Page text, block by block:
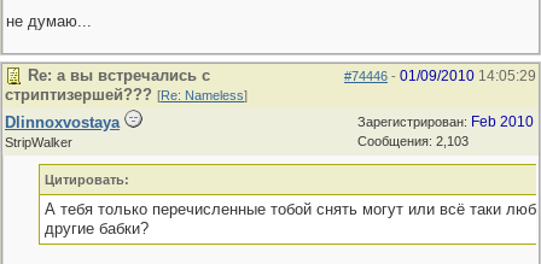
не думаю...
#74446 - 01/09/2010 14:05:29
Re: а вы встречались с
стриптизершей??? [Re: Nameless]
Зарегистрирован: Feb 2010
Сообщения: 2,103
Dlinnoxvostaya
StripWalker
Цитировать:
А тебя только перечисленные тобой снять могут или всё таки
другие бабки?